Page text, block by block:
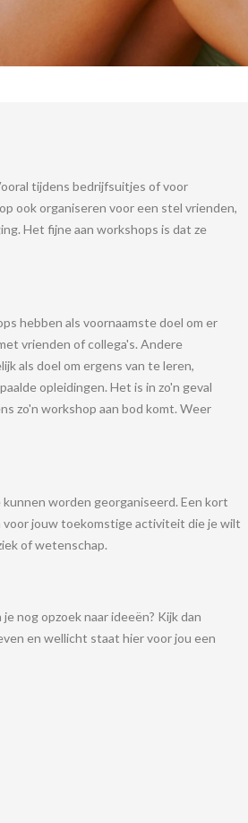
tijdens bedrijfsuitjes of voor
ook organiseren voor een stel vrienden,
Het fijne aan workshops is dat ze
hebben als voornaamste doel om er
vrienden of collega's. Andere
als doel om ergens van te leren,
opleidingen. Het is in zo'n geval
zo'n workshop aan bod komt. Weer
worden georganiseerd. Een kort
voor jouw toekomstige activiteit die je wilt
of wetenschap.
nog opzoek naar ideeën? Kijk dan
en wellicht staat hier voor jou een